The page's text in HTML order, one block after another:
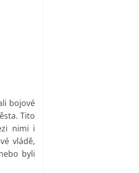
bojové
Tito
nimi i
vládě,
byli